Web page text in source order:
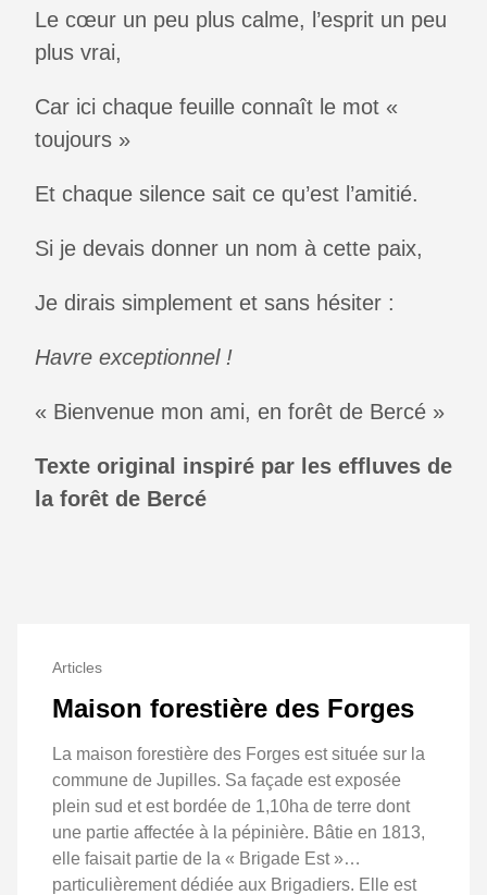
Le cœur un peu plus calme, l’esprit un peu
plus vrai,
Car ici chaque feuille connaît le mot «
toujours »
Et chaque silence sait ce qu’est l’amitié.
Si je devais donner un nom à cette paix,
Je dirais simplement et sans hésiter :
Havre exceptionnel !
« Bienvenue mon ami, en forêt de Bercé »
Texte original inspiré par les effluves de
la forêt de Bercé
Articles
Maison forestière des Forges
La maison forestière des Forges est située sur la
commune de Jupilles. Sa façade est exposée
plein sud et est bordée de 1,10ha de terre dont
une partie affectée à la pépinière. Bâtie en 1813,
elle faisait partie de la « Brigade Est »…
particulièrement dédiée aux Brigadiers. Elle est